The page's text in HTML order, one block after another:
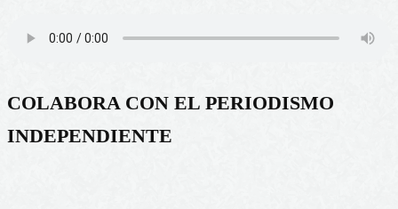
COLABORA CON EL PERIODISMO
INDEPENDIENTE